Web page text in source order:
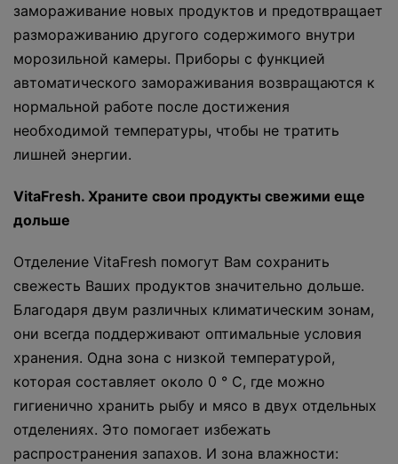
замораживание новых продуктов и предотвращает
размораживанию другого содержимого внутри
морозильной камеры. Приборы с функцией
автоматического замораживания возвращаются к
нормальной работе после достижения
необходимой температуры, чтобы не тратить
лишней энергии.
VitaFresh. Храните свои продукты свежими еще
дольше
Отделение VitaFresh помогут Вам сохранить
свежесть Ваших продуктов значительно дольше.
Благодаря двум различных климатическим зонам,
они всегда поддерживают оптимальные условия
хранения. Одна зона с низкой температурой,
которая составляет около 0 ° С, где можно
гигиенично хранить рыбу и мясо в двух отдельных
отделениях. Это помогает избежать
распространения запахов. И зона влажности: